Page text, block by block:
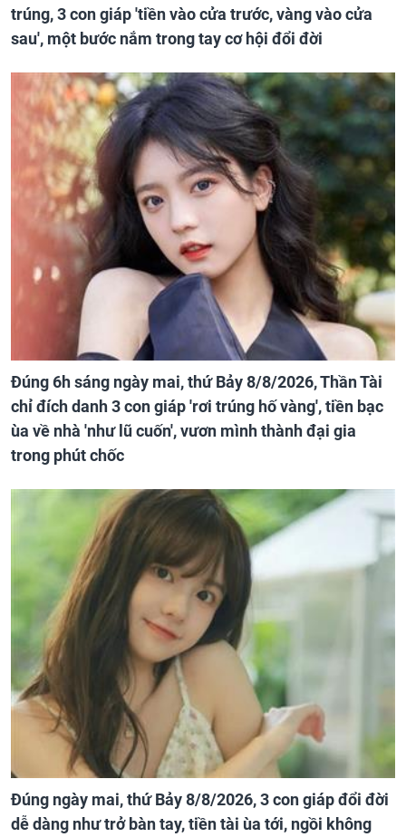
trúng, 3 con giáp 'tiền vào cửa trước, vàng vào cửa
sau', một bước nắm trong tay cơ hội đổi đời
Đúng 6h sáng ngày mai, thứ Bảy 8/8/2026, Thần Tài
chỉ đích danh 3 con giáp 'rơi trúng hố vàng', tiền bạc
ùa về nhà 'như lũ cuốn', vươn mình thành đại gia
trong phút chốc
Đúng ngày mai, thứ Bảy 8/8/2026, 3 con giáp đổi đời
dễ dàng như trở bàn tay, tiền tài ùa tới, ngồi không